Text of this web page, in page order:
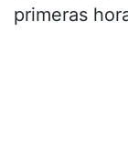
primeras